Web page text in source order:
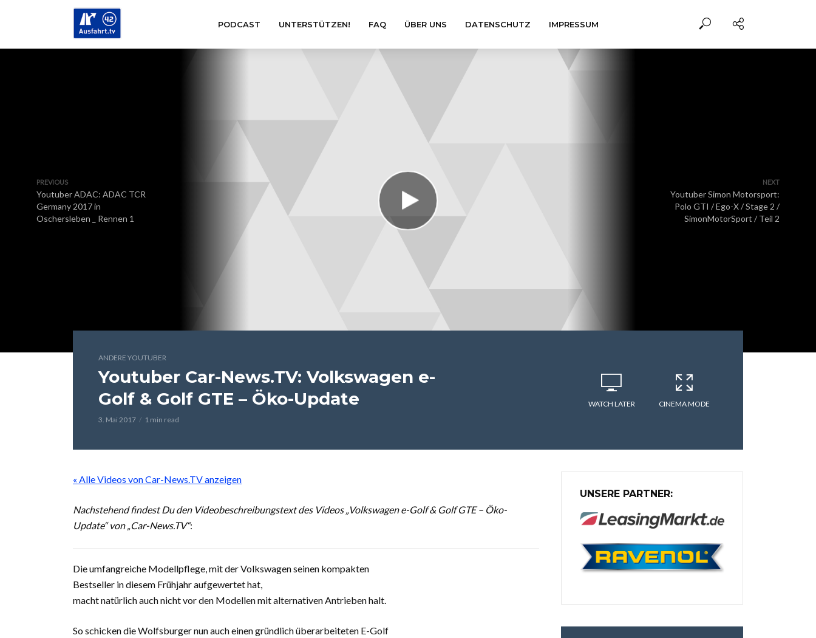
PODCAST UNTERSTÜTZEN! FAQ ÜBER UNS DATENSCHUTZ IMPRESSUM
PREVIOUS
Youtuber ADAC: ADAC TCR
Germany 2017 in
Oschersleben _ Rennen 1
NEXT
Youtuber Simon Motorsport:
Polo GTI / Ego-X / Stage 2 /
SimonMotorSport / Teil 2
ANDERE YOUTUBER
Youtuber Car-News.TV: Volkswagen e-
Golf & Golf GTE – Öko-Update
3. Mai 2017 1 min read
WATCH LATER CINEMA MODE
« Alle Videos von Car-News.TV anzeigen
Nachstehend findest Du den Videobeschreibungstext des Videos „Volkswagen e-Golf & Golf GTE – Öko-
Update“ von „Car-News.TV“:
Die umfangreiche Modellpflege, mit der Volkswagen seinen kompakten
Bestseller in diesem Frühjahr aufgewertet hat,
macht natürlich auch nicht vor den Modellen mit alternativen Antrieben halt.
So schicken die Wolfsburger nun auch einen gründlich überarbeiteten E-Golf
UNSERE PARTNER: